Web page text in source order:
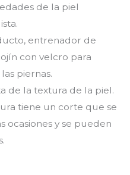
de la piel
entrenador de
con velcro para
piernas.
de la textura de la piel.
tiene un corte que se
ocasiones y se pueden